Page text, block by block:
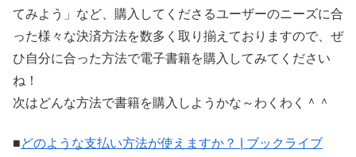
てみよう」など、購入してくださるユーザーのニーズに合
った様々な決済方法を数多く取り揃えておりますので、ぜ
ひ自分に合った方法で電子書籍を購入してみてください
ね！
次はどんな方法で書籍を購入しようかな～わくわく＾＾
■どのような支払い方法が使えますか？ | ブックライブ